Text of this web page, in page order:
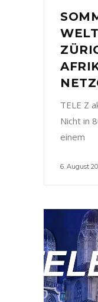
TELE Z
Nicht in
einem
6. August